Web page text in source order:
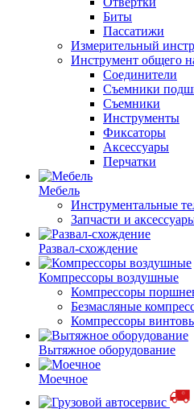
Биты
Пассатижи
Измерительный
Инструмент общего
Соединители
Съемники
Съемники
Инструменты
Фиксаторы
Аксессуары
Перчатки
Мебель
Инструментальные
Запчасти и
Развал-схождение
Компрессоры воздушные
Компрессоры
Безмасляные
Компрессоры
Вытяжное оборудование
Моечное